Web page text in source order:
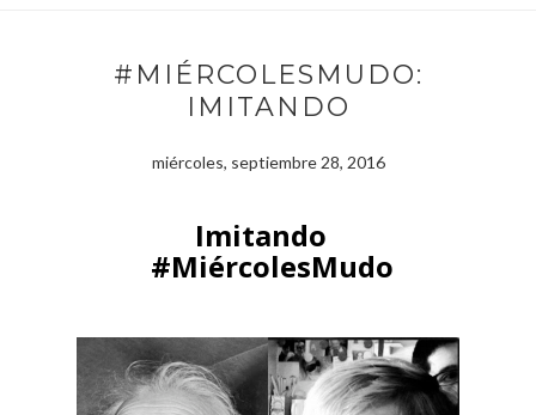
#MIÉRCOLESMUDO:
IMITANDO
miércoles, septiembre 28, 2016
Imitando
#MiércolesMudo